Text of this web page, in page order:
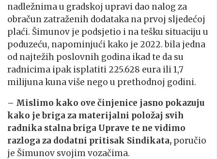
nadležnima u gradskoj upravi dao nalog za
obračun zatraženih dodataka na prvoj sljedećoj
plaći. Šimunov je podsjetio i na tešku situaciju u
poduzeću, napominjući kako je 2022. bila jedna
od najtežih poslovnih godina ikad te da su
radnicima ipak isplatiti 225.628 eura ili 1,7
milijuna kuna više nego u prethodnoj godini.
– Mislimo kako ove činjenice jasno pokazuju
kako je briga za materijalni položaj svih
radnika stalna briga Uprave te ne vidimo
razloga za dodatni pritisak Sindikata, poručio
je Šimunov svojim vozačima.